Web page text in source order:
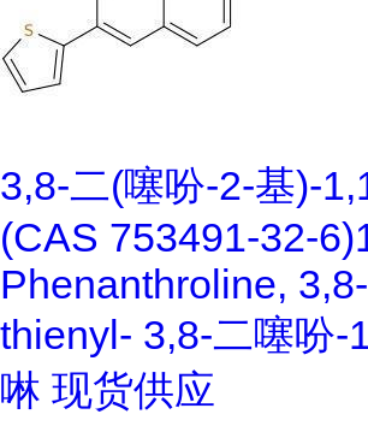
3,8-二(噻吩-2-基)-
(CAS 753491-32-
Phenanthroline,
thienyl- 3,8-二噻吩-
啉 现货供应